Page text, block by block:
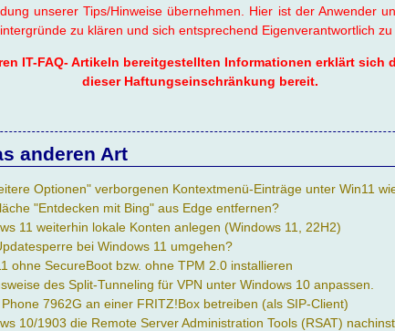
unserer Tips/Hinweise übernehmen. Hier ist der Anwender
zu klären und sich entsprechend Eigenverantwortlich zu
IT-FAQ- Artikeln bereitgestellten Informationen erklärt sich
dieser Haftungseinschränkung bereit.
anderen Art
Optionen" verborgenen Kontextmenü-Einträge unter Win11
"Entdecken mit Bing" aus Edge entfernen?
11 weiterhin lokale Konten anlegen (Windows 11, 22H2)
bei Windows 11 umgehen?
ohne SecureBoot bzw. ohne TPM 2.0 installieren
des Split-Tunneling für VPN unter Windows 10 anpassen.
7962G an einer FRITZ!Box betreiben (als SIP-Client)
10/1903 die Remote Server Administration Tools (RSAT)